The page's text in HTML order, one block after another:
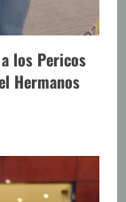
los Pericos
Hermanos